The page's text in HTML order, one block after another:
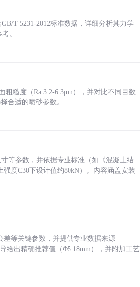
T 5231-2012标准数据，详细分析其力学
。
糙度（Ra 3.2-6.3μm），并对比不同目数
合适的喷砂参数。
等参数，并依据专业标准（如《混凝土结
度C30下设计值约80kN）。内容涵盖安装
差等关键参数，并提供专业数据来源
给出精确推荐值（Φ5.18mm），并附加工艺